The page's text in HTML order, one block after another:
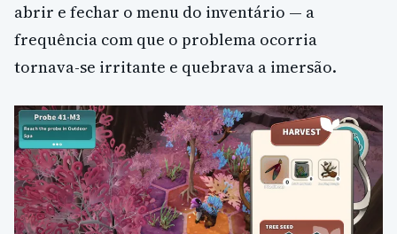
abrir e fechar o menu do inventário — a
frequência com que o problema ocorria
tornava-se irritante e quebrava a imersão.